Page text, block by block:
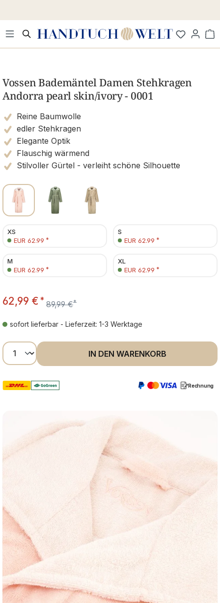
Vossen Bademäntel Damen Stehkragen
Andorra pearl skin/ivory - 0001
Reine Baumwolle
edler Stehkragen
Elegante Optik
Flauschig wärmend
Stilvoller Gürtel - verleiht schöne Silhouette
XS
EUR 62.99 *
S
EUR 62.99 *
M
EUR 62.99 *
XL
EUR 62.99 *
62,99 € * 89,99 €*
sofort lieferbar - Lieferzeit: 1-3 Werktage
Produkt Anzahl: Gib den gewünschten
IN DEN WARENKORB
Rechnung